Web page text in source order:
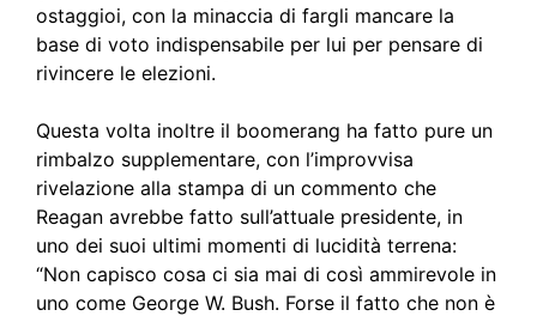
ostaggioi, con la minaccia di fargli mancare la
base di voto indispensabile per lui per pensare di
rivincere le elezioni.
Questa volta inoltre il boomerang ha fatto pure un
rimbalzo supplementare, con l’improvvisa
rivelazione alla stampa di un commento che
Reagan avrebbe fatto sull’attuale presidente, in
uno dei suoi ultimi momenti di lucidità terrena:
“Non capisco cosa ci sia mai di così ammirevole in
uno come George W. Bush. Forse il fatto che non è